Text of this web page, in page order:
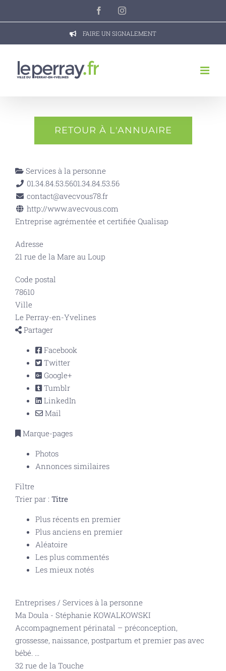
FacebookInstagram
FAIRE UN SIGNALEMENT
RETOUR À L'ANNUAIRE
Services à la personne
01.34.84.53.5601.34.84.53.56
contact@avecvous78.fr
http://www.avecvous.com
Entreprise agrémentée et certifiée Qualisap
Adresse
21 rue de la Mare au Loup
Code postal
78610
Ville
Le Perray-en-Yvelines
Partager
Facebook
Twitter
Google+
Tumblr
LinkedIn
Mail
Marque-pages
Photos
Annonces similaires
Filtre
Trier par : Titre
Plus récents en premier
Plus anciens en premier
Aléatoire
Les plus commentés
Les mieux notés
Entreprises / Services à la personne
Ma Doula - Stéphanie KOWALKOWSKI
Accompagnement périnatal – préconception,
grossesse, naissance, postpartum et premier pas avec
bébé. ...
32 rue de la Touche